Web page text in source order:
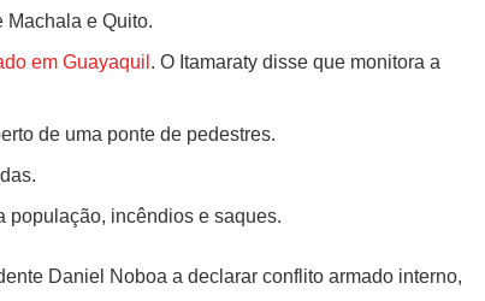
Machala e Quito.
em Guayaquil . O Itamaraty disse que monitora a
de uma ponte de pedestres.
população, incêndios e saques.
Daniel Noboa a declarar conflito armado interno,